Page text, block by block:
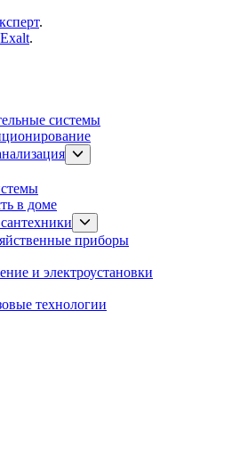
.
Exalt.
системы
Show
sub
в доме
sub
menu
приборы
и электроустановки
технологии